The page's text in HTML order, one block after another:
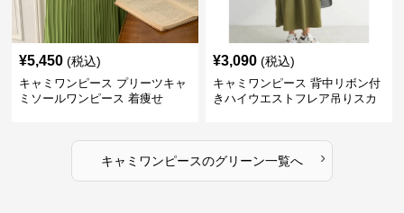
¥5,450 (税込)
キャミワンピース プリーツキャ
ミソールワンピース 着痩せ
¥3,090 (税込)
キャミワンピース 背中リボン付
きハイウエストフレア吊りスカ
キャミワンピースのグリーン一覧へ ›